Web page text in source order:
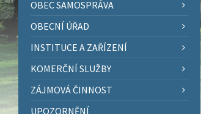
OBEC SAMOSPRÁVA
OBECNÍ ÚŘAD
INSTITUCE A ZAŘÍZENÍ
KOMERČNÍ SLUŽBY
ZÁJMOVÁ ČINNOST
UPOZORNĚNÍ